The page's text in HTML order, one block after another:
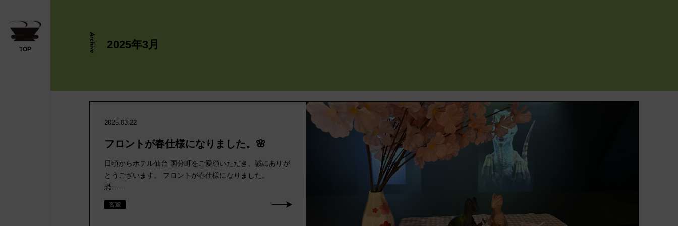
TOP Archive 2025年3月
2025.03.22
フロントが春仕様になりました。🌸
日頃からホテル仙台 国分町をご愛顧いただき、誠にありが
とうございます。 フロントが春仕様になりました。
恐……
客室